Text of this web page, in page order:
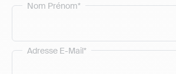
Nom Prénom*
Adresse E-Mail*